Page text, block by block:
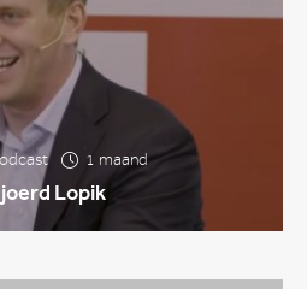
1 maand
Lopik